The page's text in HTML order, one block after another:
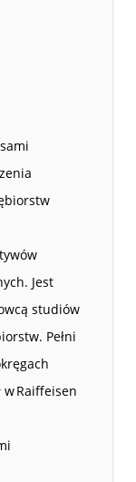
Jest
studiów
Pełni
Raiffeisen